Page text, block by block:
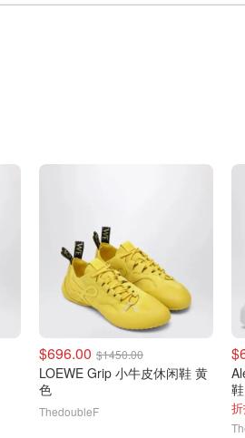
$696.00 $1450.00
LOEWE Grip 小牛皮休闲鞋 黄
色
ThedoubleF